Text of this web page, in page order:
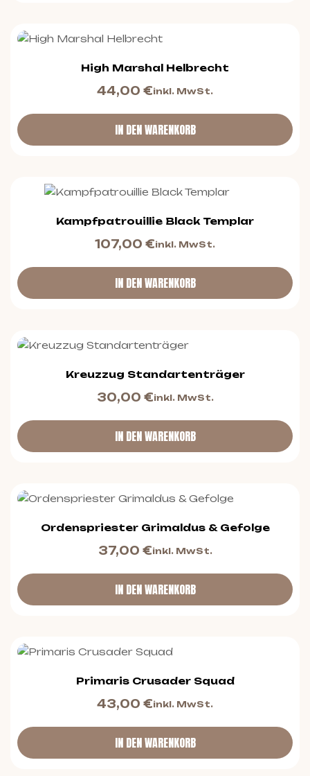
High Marshal Helbrecht
44,00 €inkl. MwSt.
IN DEN WARENKORB
Kampfpatrouillie Black Templar
107,00 €inkl. MwSt.
IN DEN WARENKORB
Kreuzzug Standartenträger
30,00 €inkl. MwSt.
IN DEN WARENKORB
Ordenspriester Grimaldus & Gefolge
37,00 €inkl. MwSt.
IN DEN WARENKORB
Primaris Crusader Squad
43,00 €inkl. MwSt.
IN DEN WARENKORB